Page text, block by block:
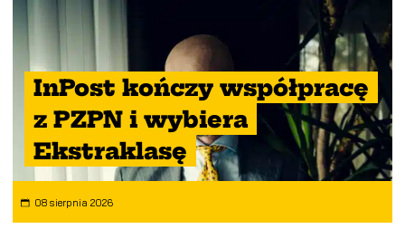
InPost kończy współpracę
z PZPN i wybiera
Ekstraklasę
08 sierpnia 2026